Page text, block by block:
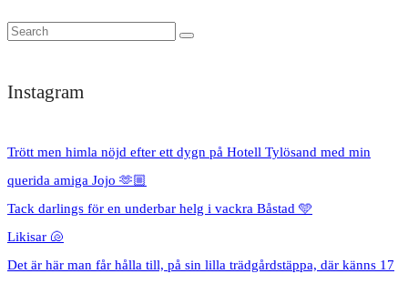
Instagram
Trött men himla nöjd efter ett dygn på Hotell Tylösand med min
querida amiga Jojo 🫶🏼
Tack darlings för en underbar helg i vackra Båstad 🩵
Likisar 🐚
Det är här man får hålla till, på sin lilla trädgårdstäppa, där känns 17